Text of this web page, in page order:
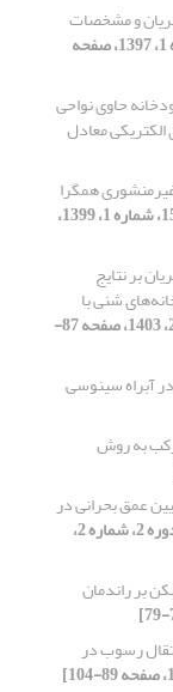
و مشخصات
[دوره 13، شماره 1، 1397، صفحه
حاوی نواحی
معادل
همگرا
[دوره 15، شماره 1، 1399،
بر نتایج
شنی با
[دوره 19، شماره 2، 1403، صفحه 87-
آبراه سینوسی
به روش
عمق بحرانی در
[دوره 2، شماره 2،
بر راندمان
رسوب در